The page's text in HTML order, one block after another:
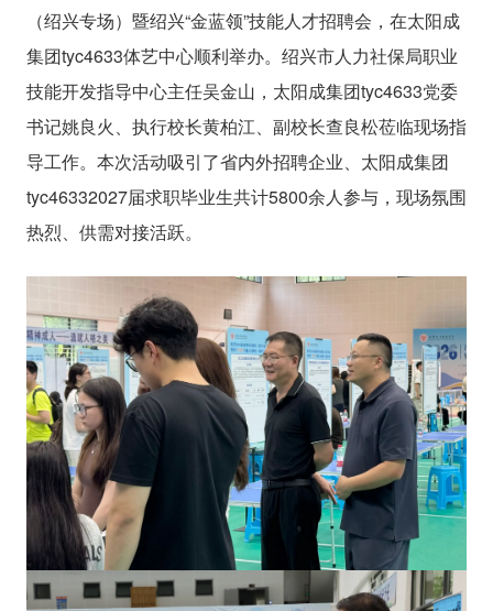
（绍兴专场）暨绍兴“金蓝领”技能人才招聘会，在太阳成
集团tyc4633体艺中心顺利举办。绍兴市人力社保局职业
技能开发指导中心主任吴金山，太阳成集团tyc4633党委
书记姚良火、执行校长黄柏江、副校长查良松莅临现场指
导工作。本次活动吸引了省内外招聘企业、太阳成集团
tyc46332027届求职毕业生共计5800余人参与，现场氛围
热烈、供需对接活跃。